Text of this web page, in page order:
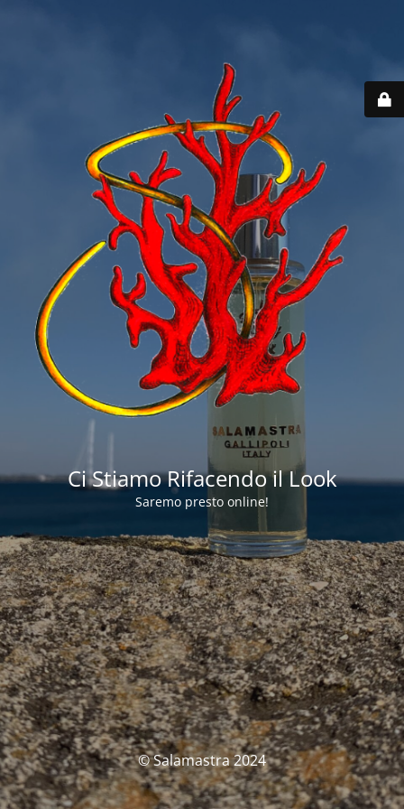
Ci Stiamo Rifacendo il Look
Saremo presto online!
© Salamastra 2024